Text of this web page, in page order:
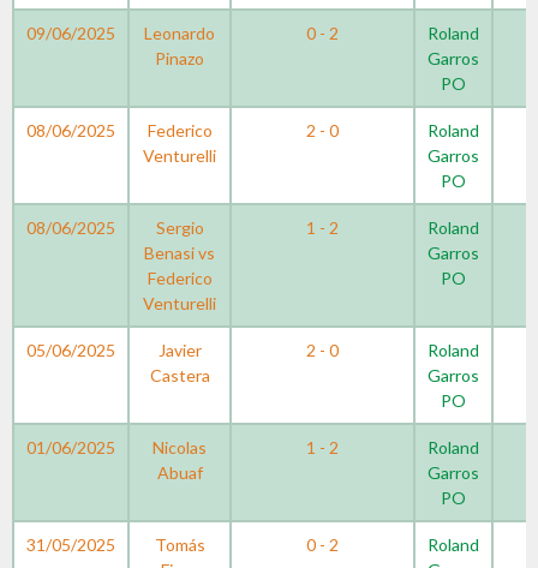
09/06/2025
Leonardo
Pinazo
0 - 2
Roland
Garros
PO
08/06/2025
Federico
Venturelli
2 - 0
Roland
Garros
PO
08/06/2025
Sergio
Benasi vs
Federico
Venturelli
1 - 2
Roland
Garros
PO
05/06/2025
Javier
Castera
2 - 0
Roland
Garros
PO
01/06/2025
Nicolas
Abuaf
1 - 2
Roland
Garros
PO
31/05/2025
Tomás
0 - 2
Roland